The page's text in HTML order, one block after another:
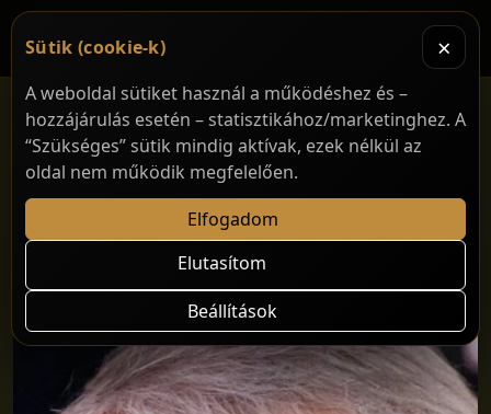
Sütik (cookie-k) ×
A weboldal sütiket használ a működéshez és –
hozzájárulás esetén – statisztikához/marketinghez. A
“Szükséges” sütik mindig aktívak, ezek nélkül az
oldal nem működik megfelelően.
Elfogadom
Elutasítom
Beállítások